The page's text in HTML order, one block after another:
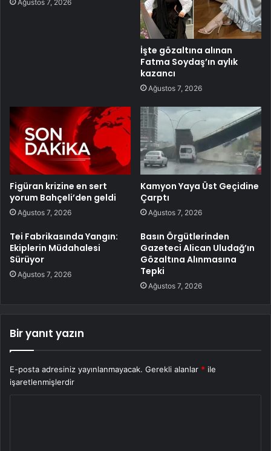
Ağustos 7, 2026
İşte gözaltına alınan
Fatma Soydaş’ın aylık
kazancı
Ağustos 7, 2026
Figüran krizine en sert
yorum Bahçeli’den geldi
Ağustos 7, 2026
Kamyon Yaya Üst Geçidine
Çarptı
Ağustos 7, 2026
Tei Fabrikasında Yangın:
Ekiplerin Müdahalesi
Sürüyor
Ağustos 7, 2026
Basın Örgütlerinden
Gazeteci Alican Uludağ’ın
Gözaltına Alınmasına
Tepki
Ağustos 7, 2026
Bir yanıt yazın
E-posta adresiniz yayınlanmayacak. Gerekli alanlar * ile
işaretlenmişlerdir